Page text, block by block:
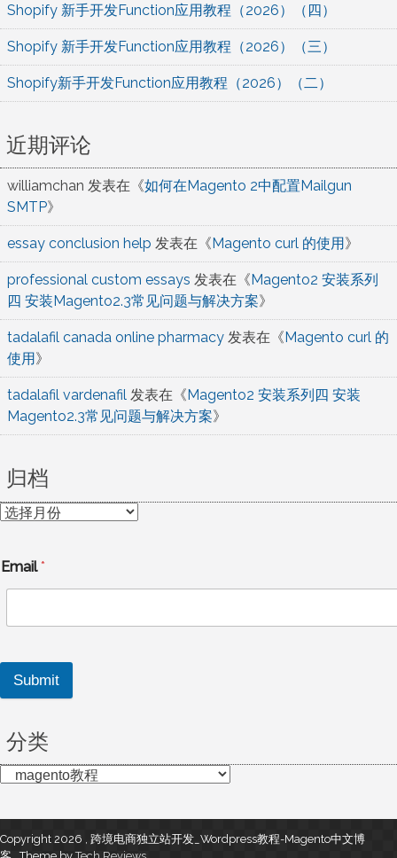
Shopify 新手开发Function应用教程（2026）（四）
Shopify 新手开发Function应用教程（2026）（三）
Shopify新手开发Function应用教程（2026）（二）
近期评论
williamchan 发表在《如何在Magento 2中配置Mailgun
SMTP》
essay conclusion help 发表在《 Magento curl 的使用 》
professional custom essays 发表在《 Magento2 安装系列
四 安装Magento2.3常见问题与解决方案》
tadalafil canada online pharmacy 发表在《 Magento curl 的
使用 》
tadalafil vardenafil 发表在《 Magento2 安装系列四 安装
Magento2.3常见问题与解决方案》
归档
归
Email*
Submit
分类
Copyright 2026 , 跨境电商独立站开发_Wordpress教程-Magento中文博